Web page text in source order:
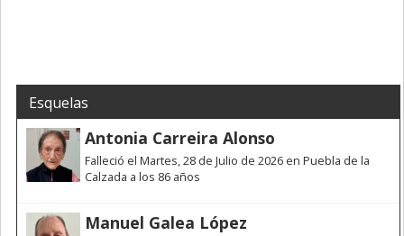
Esquelas
Antonia Carreira Alonso
Falleció el Martes, 28 de Julio de 2026 en Puebla de la
Calzada a los 86 años
Manuel Galea López